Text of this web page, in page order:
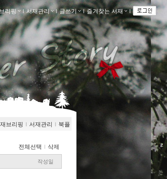
리핑 ｌ 서재관리 ｌ글쓰기 ｌ즐겨찾는 서재 ｌ
브리핑 ｌ 서재관리 ｌ 북플
전체선택 ｌ 삭제
작성일